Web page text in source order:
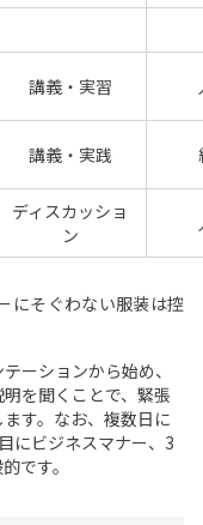
講義・実習
講義・実践
ディスカッショ
ン
にそぐわない服装は控
ーションから始め、
を聞くことで、緊張
す。なお、複数日に
にビジネスマナー、3
です。